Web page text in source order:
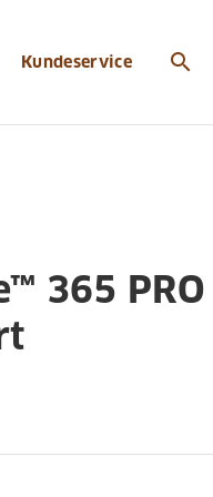
Kundeservice search
365